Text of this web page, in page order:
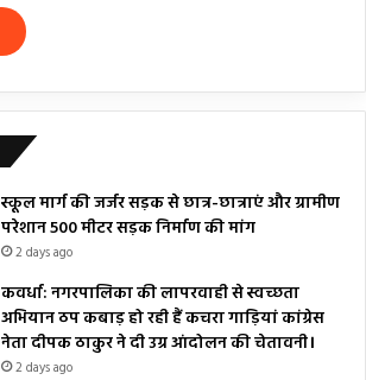
स्कूल मार्ग की जर्जर सड़क से छात्र-छात्राएं और ग्रामीण
परेशान 500 मीटर सड़क निर्माण की मांग
2 days ago
कवर्धा: नगरपालिका की लापरवाही से स्वच्छता
अभियान ठप कबाड़ हो रही हैं कचरा गाड़ियां कांग्रेस
नेता दीपक ठाकुर ने दी उग्र आंदोलन की चेतावनी।
2 days ago